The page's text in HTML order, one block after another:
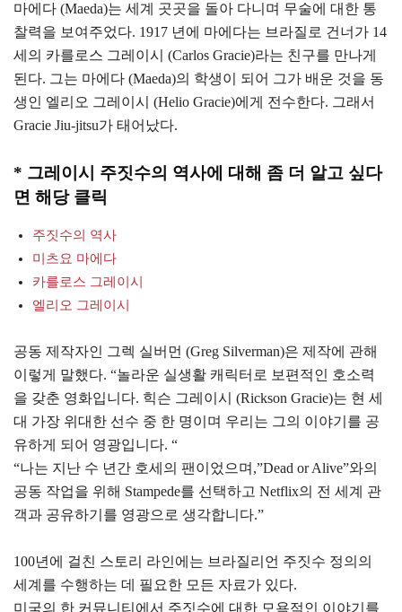
마에다 (Maeda)는 세계 곳곳을 돌아 다니며 무술에 대한 통
찰력을 보여주었다. 1917 년에 마에다는 브라질로 건너가 14
세의 카를로스 그레이시 (Carlos Gracie)라는 친구를 만나게
된다. 그는 마에다 (Maeda)의 학생이 되어 그가 배운 것을 동
생인 엘리오 그레이시 (Helio Gracie)에게 전수한다. 그래서
Gracie Jiu-jitsu가 태어났다.
* 그레이시 주짓수의 역사에 대해 좀 더 알고 싶다
면 해당 클릭
주짓수의 역사
미츠요 마에다
카를로스 그레이시
엘리오 그레이시
공동 제작자인 그렉 실버먼 (Greg Silverman)은 제작에 관해
이렇게 말했다. “놀라운 실생활 캐릭터로 보편적인 호소력
을 갖춘 영화입니다. 힉슨 그레이시 (Rickson Gracie)는 현 세
대 가장 위대한 선수 중 한 명이며 우리는 그의 이야기를 공
유하게 되어 영광입니다. “
“나는 지난 수 년간 호세의 팬이었으며,”Dead or Alive”와의
공동 작업을 위해 Stampede를 선택하고 Netflix의 전 세계 관
객과 공유하기를 영광으로 생각합니다.”
100년에 걸친 스토리 라인에는 브라질리언 주짓수 정의의
세계를 수행하는 데 필요한 모든 자료가 있다.
미국의 한 커뮤니티에서 주짓수에 대한 모욕적인 이야기를